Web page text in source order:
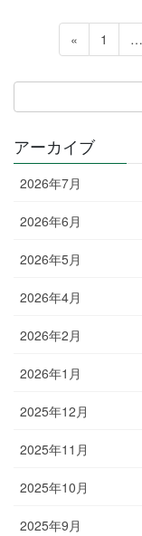
の
ペ
ー
ジ
送
り
«
ペ
ー
ジ
1 …
アーカイブ
2026年7月
2026年6月
2026年5月
2026年4月
2026年2月
2026年1月
2025年12月
2025年11月
2025年10月
2025年9月